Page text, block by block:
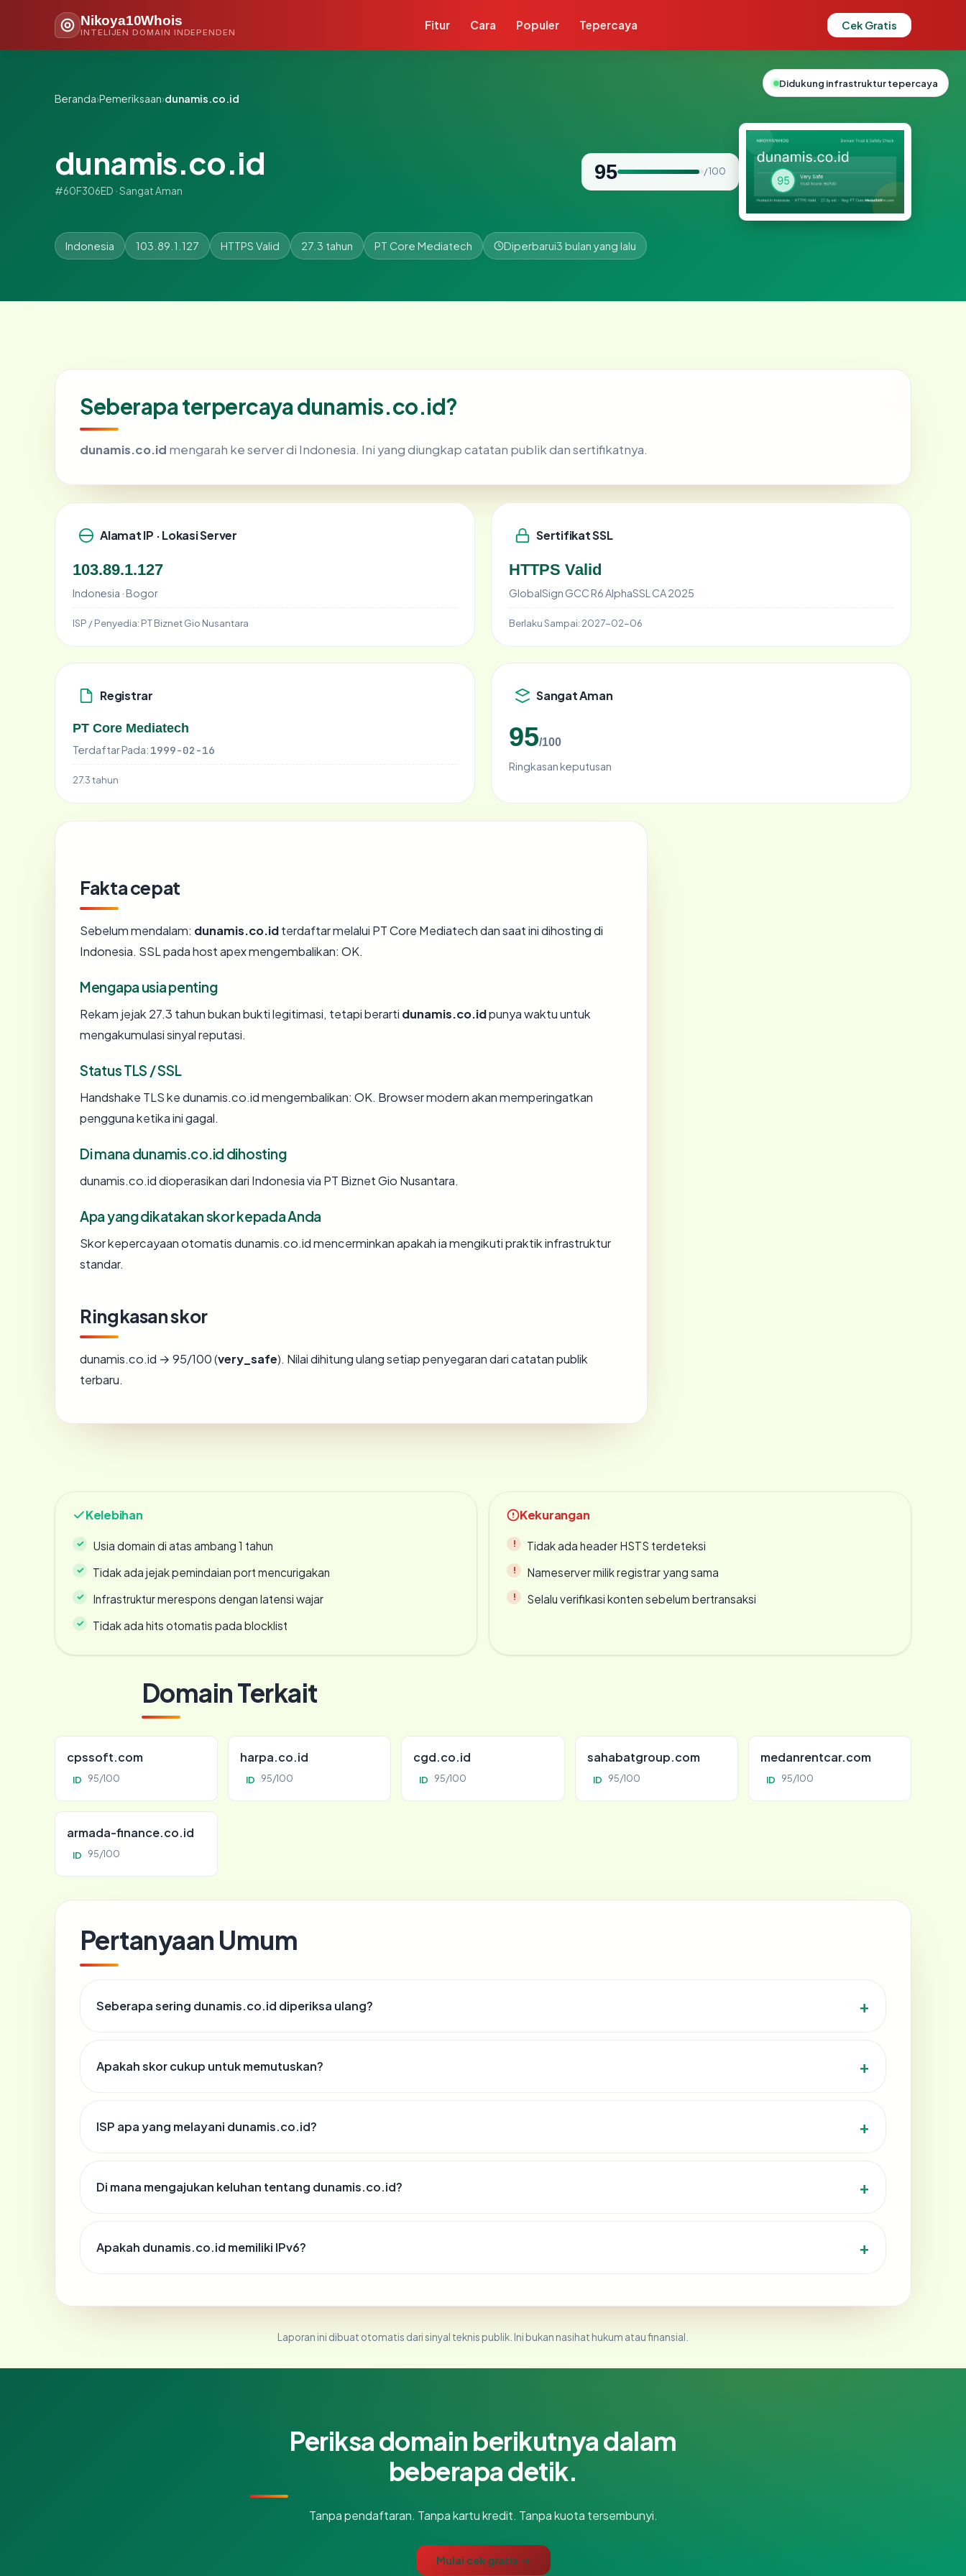
Nikoya10Whois
INTELIJEN DOMAIN INDEPENDEN
Fitur Cara Populer Tepercaya Cek Gratis
Beranda›Pemeriksaan›dunamis.co.id
dunamis.co.id
#60F306ED · Sangat Aman
95 / 100
Indonesia 103.89.1.127 HTTPS Valid 27.3 tahun PT Core Mediatech Diperbarui3 bulan yang lalu
Seberapa terpercaya dunamis.co.id?
dunamis.co.id mengarah ke server di Indonesia. Ini yang diungkap catatan publik dan sertifikatnya.
Alamat IP · Lokasi Server
103.89.1.127
Indonesia · Bogor
ISP / Penyedia: PT Biznet Gio Nusantara
Sertifikat SSL
HTTPS Valid
GlobalSign GCC R6 AlphaSSL CA 2025
Berlaku Sampai: 2027-02-06
Registrar
PT Core Mediatech
Terdaftar Pada: 1999-02-16
27.3 tahun
Sangat Aman
95/100
Ringkasan keputusan
Fakta cepat
Sebelum mendalam: dunamis.co.idterdaftar melalui PT Core Mediatech dan saat ini dihosting di
Indonesia. SSL pada host apex mengembalikan: OK.
Mengapa usia penting
Rekam jejak 27.3 tahun bukan bukti legitimasi, tetapi berarti dunamis.co.idpunya waktu untuk
mengakumulasi sinyal reputasi.
Status TLS / SSL
Handshake TLS ke dunamis.co.id mengembalikan: OK. Browser modern akan memperingatkan
pengguna ketika ini gagal.
Di mana dunamis.co.id dihosting
dunamis.co.id dioperasikan dari Indonesia via PT Biznet Gio Nusantara.
Apa yang dikatakan skor kepada Anda
Skor kepercayaan otomatis dunamis.co.id mencerminkan apakah ia mengikuti praktik infrastruktur
standar.
Ringkasan skor
dunamis.co.id → 95/100 (very_safe). Nilai dihitung ulang setiap penyegaran dari catatan publik
terbaru.
Kelebihan
Usia domain di atas ambang 1 tahun
Tidak ada jejak pemindaian port mencurigakan
Infrastruktur merespons dengan latensi wajar
Tidak ada hits otomatis pada blocklist
Kekurangan
Tidak ada header HSTS terdeteksi
Nameserver milik registrar yang sama
Selalu verifikasi konten sebelum bertransaksi
Domain Terkait
cpssoft.com
ID 95/100
harpa.co.id
ID 95/100
cgd.co.id
ID 95/100
sahabatgroup.com
ID 95/100
medanrentcar.com
ID 95/100
armada-finance.co.id
ID 95/100
Pertanyaan Umum
Seberapa sering dunamis.co.id diperiksa ulang?
Apakah skor cukup untuk memutuskan?
ISP apa yang melayani dunamis.co.id?
Di mana mengajukan keluhan tentang dunamis.co.id?
Apakah dunamis.co.id memiliki IPv6?
Laporan ini dibuat otomatis dari sinyal teknis publik. Ini bukan nasihat hukum atau finansial.
Periksa domain berikutnya dalam
beberapa detik.
Tanpa pendaftaran. Tanpa kartu kredit. Tanpa kuota tersembunyi.
Mulai cek gratis →
Didukung infrastruktur tepercaya